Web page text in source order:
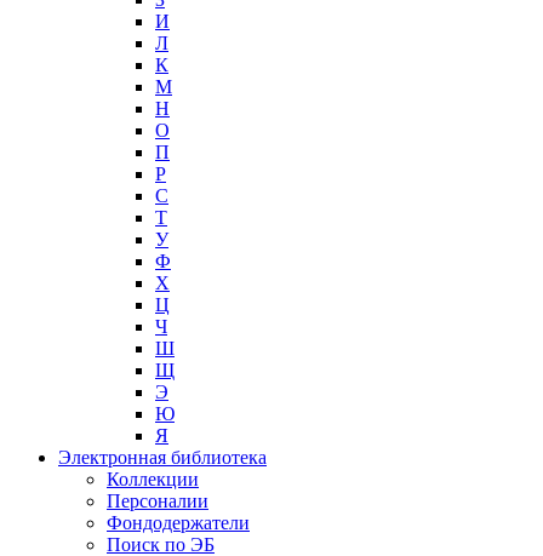
И
Л
К
М
Н
О
П
Р
С
Т
У
Ф
Х
Ц
Ч
Ш
Щ
Э
Ю
Я
Электронная библиотека
Коллекции
Персоналии
Фондодержатели
Поиск по ЭБ